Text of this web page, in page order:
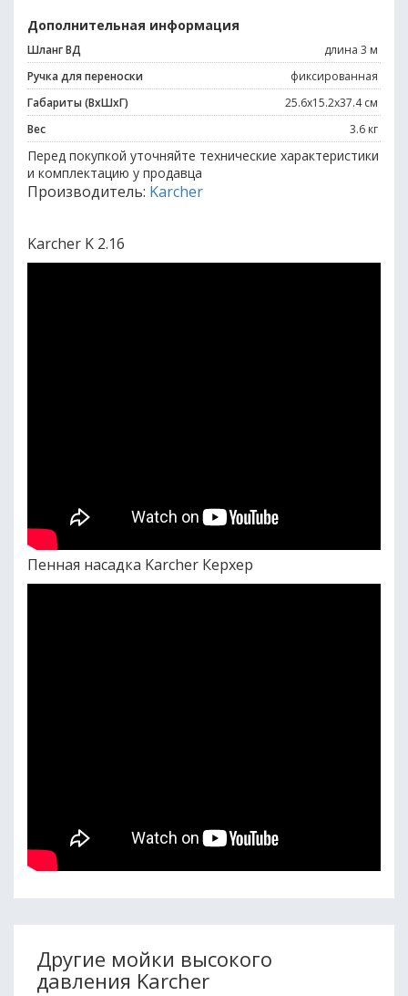
Дополнительная информация
Шланг ВД
длина 3 м
Ручка для переноски
фиксированная
Габариты (ВхШхГ)
25.6x15.2x37.4 см
Вес
3.6 кг
Перед покупкой уточняйте технические характеристики
и комплектацию у продавца
Производитель: Karcher
Karcher K 2.16
Пенная насадка Karcher Керхер
Другие мойки высокого
давления Karcher